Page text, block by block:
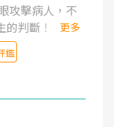
攻擊病人，不
判斷！
更多
鑑